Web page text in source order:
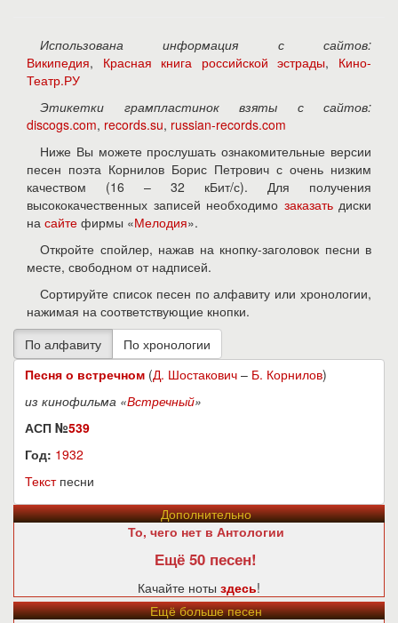
Использована информация с сайтов:
Википедия, Красная книга российской эстрады, Кино-
Театр.РУ
Этикетки грампластинок взяты с сайтов:
discogs.com, records.su, russian-records.com
Ниже Вы можете прослушать ознакомительные версии
песен поэта Корнилов Борис Петрович с очень низким
качеством (16 – 32 кБит/с). Для получения
высококачественных записей необходимо заказатьдиски
на сайте фирмы «Мелодия».
Откройте спойлер, нажав на кнопку-заголовок песни в
месте, свободном от надписей.
Сортируйте список песен по алфавиту или хронологии,
нажимая на соответствующие кнопки.
Песня о встречном (Д. Шостакович – Б. Корнилов)
из кинофильма «Встречный»
АСП №539
Год: 1932
Текстпесни
Дополнительно
То, чего нет в Антологии
Ещё 50 песен!
Качайте ноты здесь!
Ещё больше песен